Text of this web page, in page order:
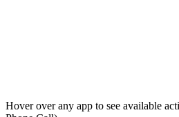
Hover over any app to see available